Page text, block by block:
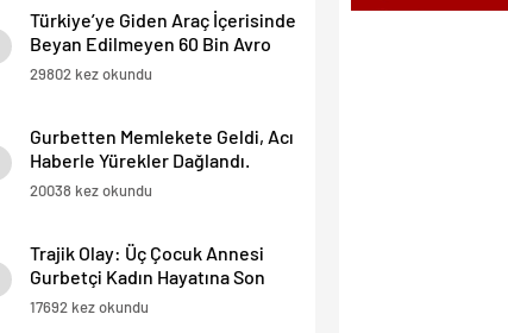
Türkiye’ye Giden Araç İçerisinde
Beyan Edilmeyen 60 Bin Avro
Yakalandı
29802 kez okundu
Gurbetten Memlekete Geldi, Acı
Haberle Yürekler Dağlandı.
20038 kez okundu
Trajik Olay: Üç Çocuk Annesi
Gurbetçi Kadın Hayatına Son
Verdi.
17692 kez okundu